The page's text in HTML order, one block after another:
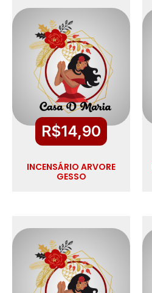
R$14,90
INCENSÁRIO ARVORE
GESSO